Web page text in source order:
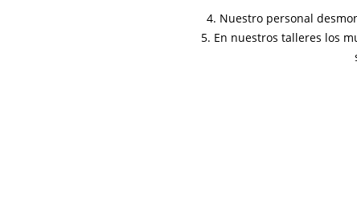
4. Nuestro personal
5. En nuestros talleres los